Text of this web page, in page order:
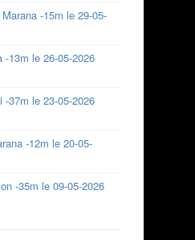
-15m le 29-05-
-13m le 26-05-2026
-37m le 23-05-2026
-12m le 20-05-
-35m le 09-05-2026